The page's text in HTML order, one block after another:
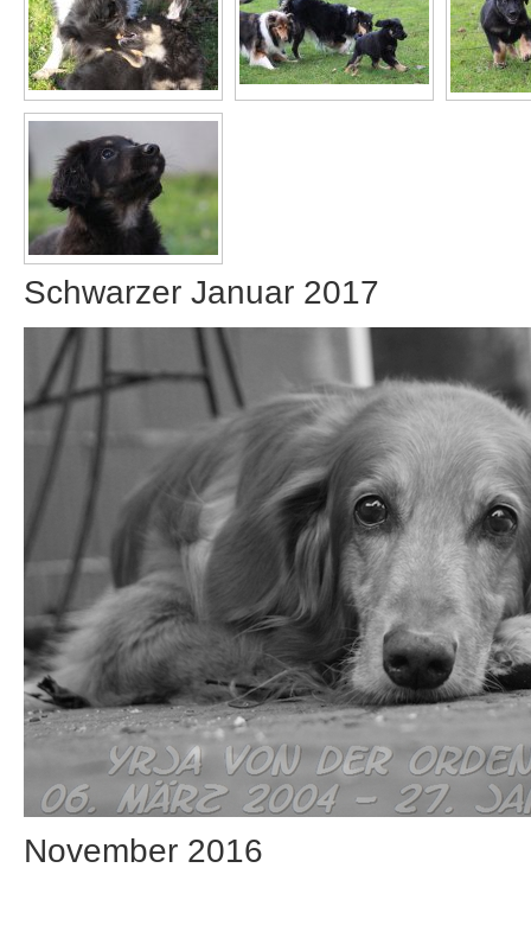
Schwarzer Januar 2017
November 2016